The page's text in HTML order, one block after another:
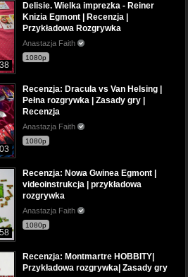
Delisie. Wielka imprezka - Reiner
Knizia Egmont | Recenzja |
Przykładowa Rozgrywka
Anastazja Faith
1080p
Recenzja: Dracula vs Van Helsing |
Pełna rozgrywka | Zasady gry |
Recenzja
Anastazja Faith
1080p
Recenzja: Nowa Gwinea Egmont |
videoinstrukcja | przykładowa
rozgrywka
Anastazja Faith
1080p
Recenzja: Montmartre HOBBITY|
Przykładowa rozgrywka| Zasady gry